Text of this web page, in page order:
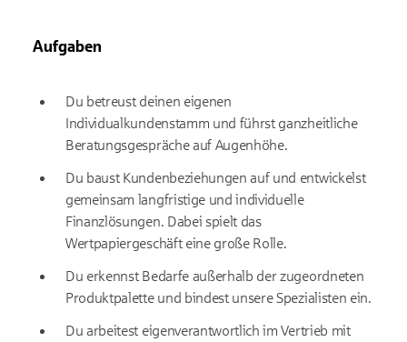
Aufgaben
Du betreust deinen eigenen
Individualkundenstamm und führst ganzheitliche
Beratungsgespräche auf Augenhöhe.
Du baust Kundenbeziehungen auf und entwickelst
gemeinsam langfristige und individuelle
Finanzlösungen. Dabei spielt das
Wertpapiergeschäft eine große Rolle.
Du erkennst Bedarfe außerhalb der zugeordneten
Produktpalette und bindest unsere Spezialisten ein.
Du arbeitest eigenverantwortlich im Vertrieb mit